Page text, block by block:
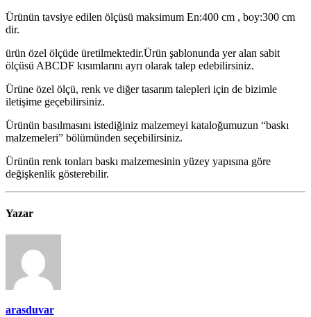
Ürünün tavsiye edilen ölçüsü maksimum En:400 cm , boy:300 cm
dir.
ürün özel ölçüde üretilmektedir.Ürün şablonunda yer alan sabit
ölçüsü ABCDF kısımlarını ayrı olarak talep edebilirsiniz.
Ürüne özel ölçü, renk ve diğer tasarım talepleri için de bizimle
iletişime geçebilirsiniz.
Ürünün basılmasını istediğiniz malzemeyi kataloğumuzun “baskı
malzemeleri” bölümünden seçebilirsiniz.
Ürünün renk tonları baskı malzemesinin yüzey yapısına göre
değişkenlik gösterebilir.
Yazar
arasduvar